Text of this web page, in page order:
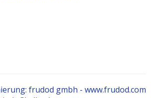
frudod gmbh - www.frudod.com